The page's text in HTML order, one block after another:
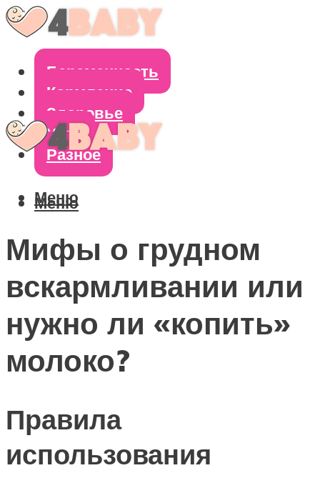
Беременность
Кормление
Здоровье
Уход
Разное
Меню
Меню
Мифы о грудном
вскармливании или
нужно ли «копить»
молоко?
Правила
использования